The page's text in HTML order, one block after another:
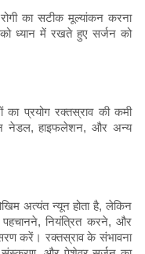
का सटीक मूल्यांकन करना
ध्यान में रखते हुए सर्जन को
प्रयोग रक्तस्राव की कमी
नेडल, हाइफलेशन, और अन्य
अत्यंत न्यून होता है, लेकिन
नियंत्रित करने, और
करें। रक्तस्राव के संभावना